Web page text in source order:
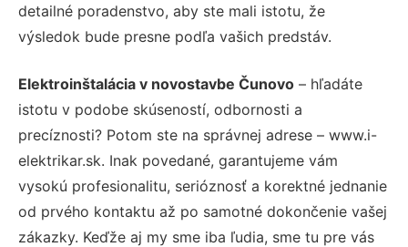
detailné poradenstvo, aby ste mali istotu, že
výsledok bude presne podľa vašich predstáv.
Elektroinštalácia v novostavbe Čunovo – hľadáte
istotu v podobe skúseností, odbornosti a
precíznosti? Potom ste na správnej adrese – www.i-
elektrikar.sk. Inak povedané, garantujeme vám
vysokú profesionalitu, serióznosť a korektné jednanie
od prvého kontaktu až po samotné dokončenie vašej
zákazky. Keďže aj my sme iba ľudia, sme tu pre vás